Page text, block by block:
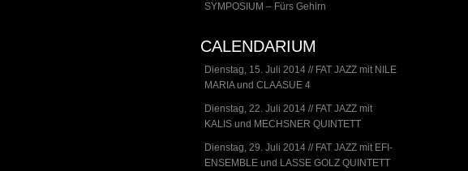
SYMPOSIUM – Fürs Gehirn
CALENDARIUM
Dienstag, 15. Juli 2014 // FAT JAZZ mit NILE
MARIA und CLAASUE 4
Dienstag, 22. Juli 2014 // FAT JAZZ mit
KALIS und MECHSNER QUINTETT
Dienstag, 29. Juli 2014 // FAT JAZZ mit EFI-
ENSEMBLE und LASSE GOLZ QUINTETT